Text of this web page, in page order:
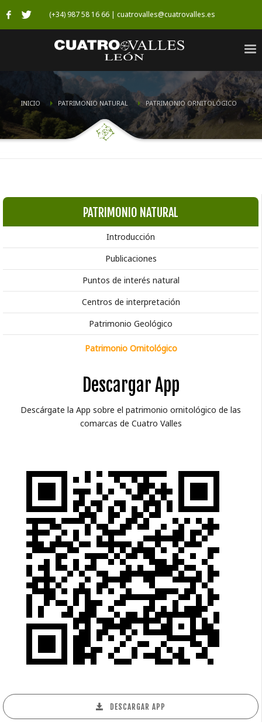
(+34) 987 58 16 66 | cuatrovalles@cuatrovalles.es
INICIO PATRIMONIO NATURAL PATRIMONIO ORNITOLÓGICO
PATRIMONIO NATURAL
Introducción
Publicaciones
Puntos de interés natural
Centros de interpretación
Patrimonio Geológico
Patrimonio Ornitológico
Descargar App
Descárgate la App sobre el patrimonio ornitológico de las
comarcas de Cuatro Valles
DESCARGAR APP